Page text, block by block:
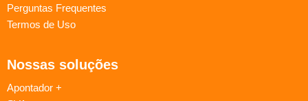
Perguntas Frequentes
Termos de Uso
Nossas soluções
Apontador +